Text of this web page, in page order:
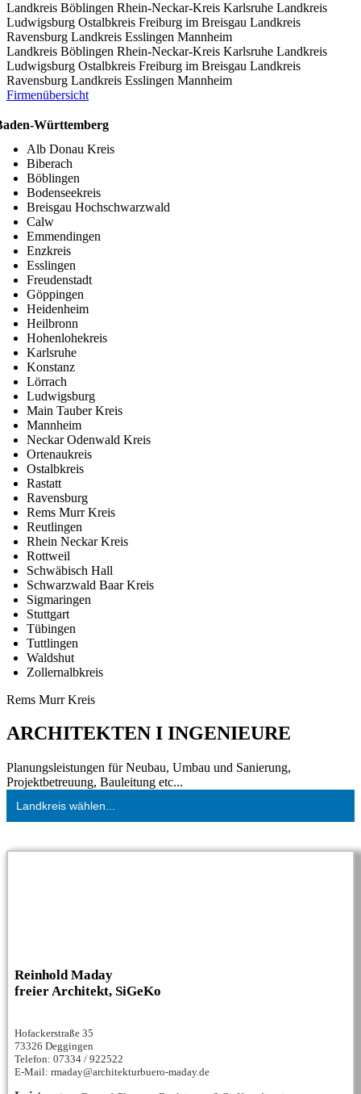
Landkreis Böblingen Rhein-Neckar-Kreis Karlsruhe Landkreis
Ludwigsburg Ostalbkreis Freiburg im Breisgau Landkreis
Ravensburg Landkreis Esslingen Mannheim
Landkreis Böblingen Rhein-Neckar-Kreis Karlsruhe Landkreis
Ludwigsburg Ostalbkreis Freiburg im Breisgau Landkreis
Ravensburg Landkreis Esslingen Mannheim
Firmenübersicht
Württemberg
Alb Donau Kreis
Biberach
Böblingen
Bodenseekreis
Breisgau Hochschwarzwald
Calw
Emmendingen
Enzkreis
Esslingen
Freudenstadt
Göppingen
Heidenheim
Heilbronn
Hohenlohekreis
Karlsruhe
Konstanz
Lörrach
Ludwigsburg
Main Tauber Kreis
Mannheim
Neckar Odenwald Kreis
Ortenaukreis
Ostalbkreis
Rastatt
Ravensburg
Rems Murr Kreis
Reutlingen
Rhein Neckar Kreis
Rottweil
Schwäbisch Hall
Schwarzwald Baar Kreis
Sigmaringen
Stuttgart
Tübingen
Tuttlingen
Waldshut
Zollernalbkreis
Rems Murr Kreis
ARCHITEKTEN I INGENIEURE
Planungsleistungen für Neubau, Umbau und Sanierung,
Projektbetreuung, Bauleitung etc...
Landkreis wählen...
Reinhold Maday
freier Architekt, SiGeKo
Hofackerstraße 35
73326 Deggingen
Telefon: 07334 / 922522
E-Mail: rmaday@architekturbuero-maday.de